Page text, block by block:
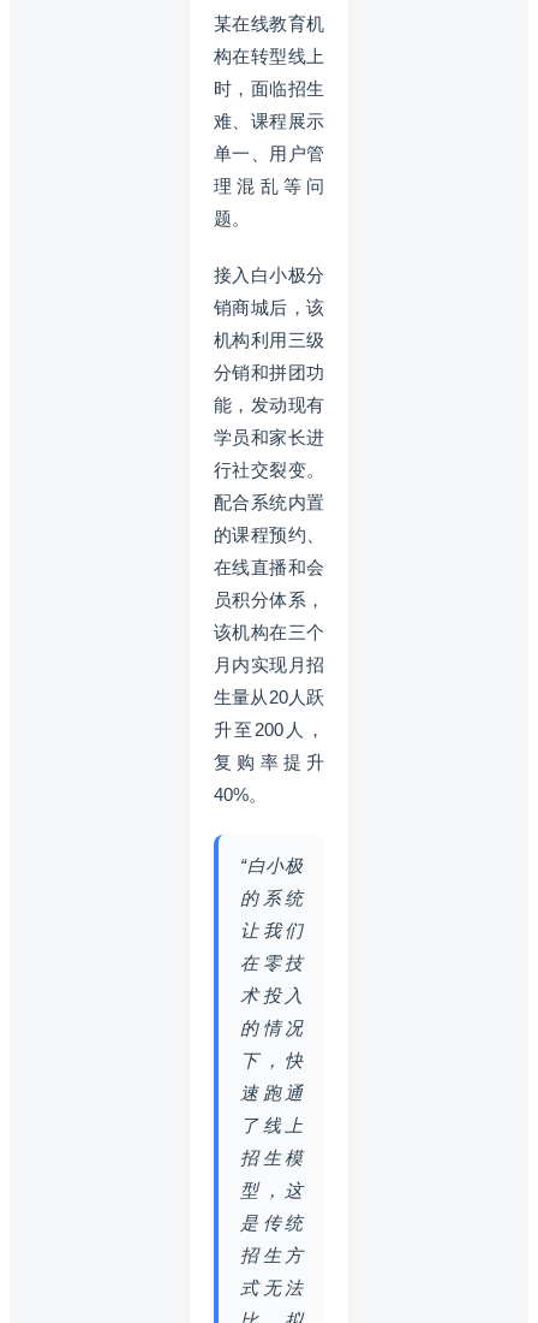
某在线教育机
构在转型线上
时，面临招生
难、课程展示
单一、用户管
理混乱等问
题。
接入白小极分
销商城后，该
机构利用三级
分销和拼团功
能，发动现有
学员和家长进
行社交裂变。
配合系统内置
的课程预约、
在线直播和会
员积分体系，
该机构在三个
月内实现月招
生量从20人跃
升至200人，
复购率提升
40%。
“白小极
的系统
让我们
在零技
术投入
的情况
下，快
速跑通
了线上
招生模
型，这
是传统
招生方
式无法